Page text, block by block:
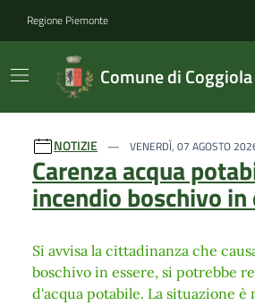
Regione Piemonte
Comune di Coggiola
Ultime notizie
NOTIZIE VENERDÌ, 07 AGOSTO
Carenza acqua
incendio boschivo in
Si avvisa la cittadinanza che
boschivo in essere, si potrebbe
d'acqua potabile. La situazione è